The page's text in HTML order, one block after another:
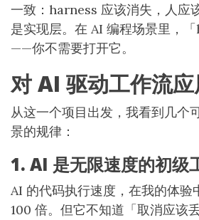
一致：harness 应该消失，人应
是实现层。在 AI 编程场景里，
——你不需要打开它。
对 AI 驱动工作流
从这一个项目出发，我看到几个
景的规律：
1. AI 是无限速度的初级
AI 的代码执行速度，在我的体验
100 倍。但它不知道「取消应该